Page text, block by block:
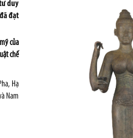
duy
đạt
của
chế
Hạ
Nam